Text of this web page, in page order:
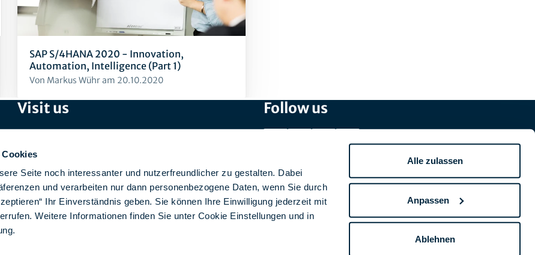
Cookies
Seite noch interessanter und nutzerfreundlicher zu gestalten. Dabei
und verarbeiten nur dann personenbezogene Daten, wenn Sie durch
Ihr Einverständnis geben. Sie können Ihre Einwilligung jederzeit mit
Weitere Informationen finden Sie unter Cookie Einstellungen und in
.
Alle zulassen
Anpassen
Ablehnen
SAP S/4HANA 2020 - Innovation,
Automation, Intelligence (Part 1)
Von Markus Wühr am 20.10.2020
Visit us
Otto-Lilienthal-Straße 36
SPIRIT/21 IT Services AG
Aeschbachweg 12
5000 Aarau, Switzerland
Follow us